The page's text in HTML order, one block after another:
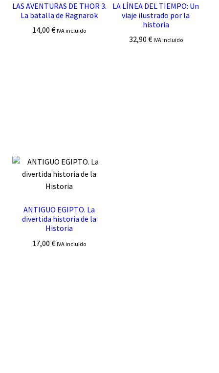
LAS AVENTURAS DE THOR 3.
La batalla de Ragnarök
14,00€ IVA incluido
LA LÍNEA DEL TIEMPO: Un
viaje ilustrado por la
historia
32,90 € IVA incluido
ANTIGUO EGIPTO. La
divertida historia de la
Historia
17,00€ IVA incluido